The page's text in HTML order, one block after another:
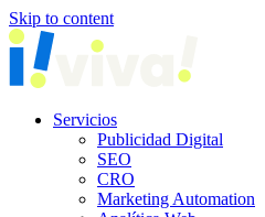
Skip to content
Servicios
Publicidad Digital
SEO
CRO
Marketing Automation